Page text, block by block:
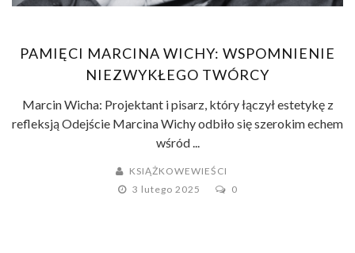
PAMIĘCI MARCINA WICHY: WSPOMNIENIE
NIEZWYKŁEGO TWÓRCY
Marcin Wicha: Projektant i pisarz, który łączył estetykę z
refleksją Odejście Marcina Wichy odbiło się szerokim echem
wśród ...
KSIĄŻKOWEWIEŚCI
3 lutego 2025
0